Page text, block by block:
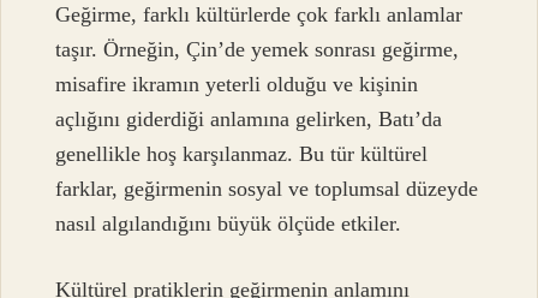
Geğirme, farklı kültürlerde çok farklı anlamlar
taşır. Örneğin, Çin’de yemek sonrası geğirme,
misafire ikramın yeterli olduğu ve kişinin
açlığını giderdiği anlamına gelirken, Batı’da
genellikle hoş karşılanmaz. Bu tür kültürel
farklar, geğirmenin sosyal ve toplumsal düzeyde
nasıl algılandığını büyük ölçüde etkiler.
Kültürel pratiklerin geğirmenin anlamını